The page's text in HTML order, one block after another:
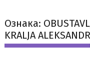
Ознака:
KRALJA